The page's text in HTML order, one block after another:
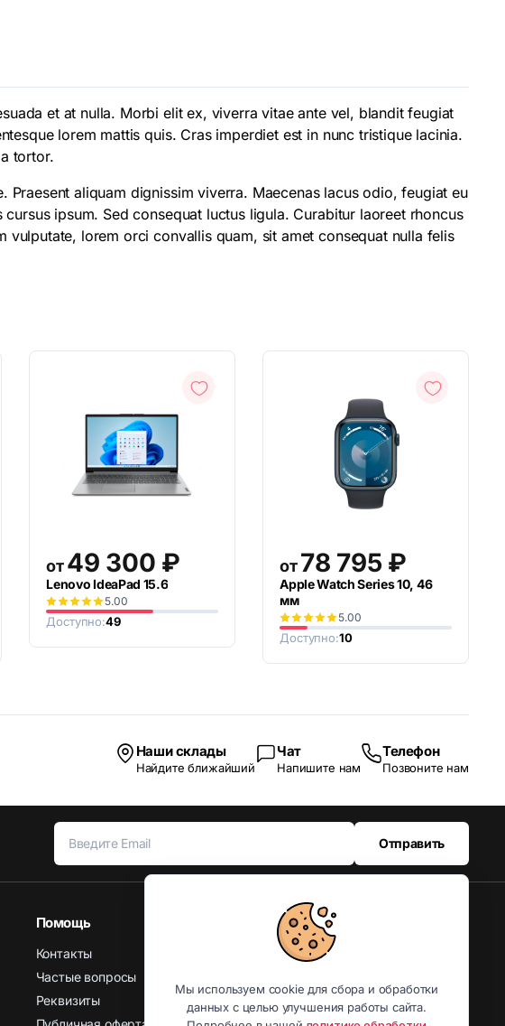
et at nulla. Morbi elit ex, viverra vitae ante vel, blandit feugiat
lorem mattis quis. Cras imperdiet est in nunc tristique lacinia.
tortor.
aliquam dignissim viverra. Maecenas lacus odio, feugiat eu
ipsum. Sed consequat luctus ligula. Curabitur laoreet rhoncus
lorem orci convallis quam, sit amet consequat nulla felis
от49 300 ₽
Lenovo IdeaPad 15.6
5.00
Доступно:49
от78 795 ₽
Apple Watch Series 10, 46
мм
5.00
Доступно:10
Наши склады
Найдите ближайший
Чат
Напишите нам
Телефон
Позвоните нам
Отправить
Помощь
Контакты
Частые вопросы
Реквизиты
Следуйте за нами
Наши социальные сети
Мы используем cookie для сбора и обработки
данных с целью улучшения работы сайта.